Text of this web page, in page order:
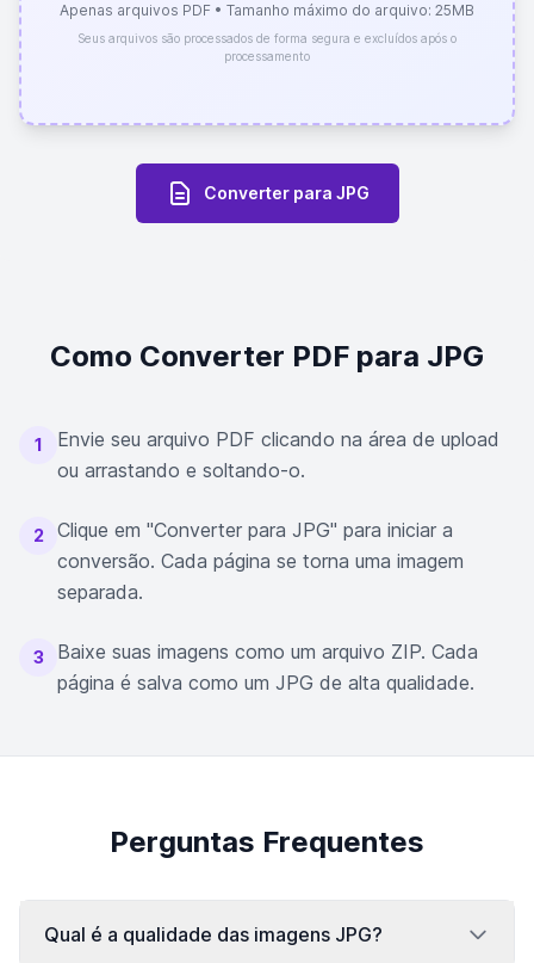
Apenas arquivos PDF • Tamanho máximo do arquivo: 25MB
Seus arquivos são processados de forma segura e excluídos após o
processamento
Converter para JPG
Como Converter PDF para JPG
1
Envie seu arquivo PDF clicando na área de upload
ou arrastando e soltando-o.
2
Clique em "Converter para JPG" para iniciar a
conversão. Cada página se torna uma imagem
separada.
3
Baixe suas imagens como um arquivo ZIP. Cada
página é salva como um JPG de alta qualidade.
Perguntas Frequentes
Qual é a qualidade das imagens JPG?